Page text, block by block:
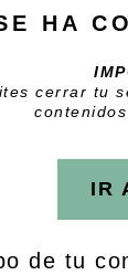
HA
cerrar tu
IR
de tu